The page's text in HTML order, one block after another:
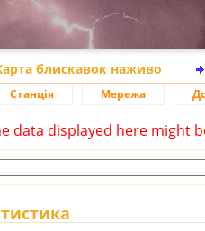
блискавок наживо
Станція Мережа
data displayed here might